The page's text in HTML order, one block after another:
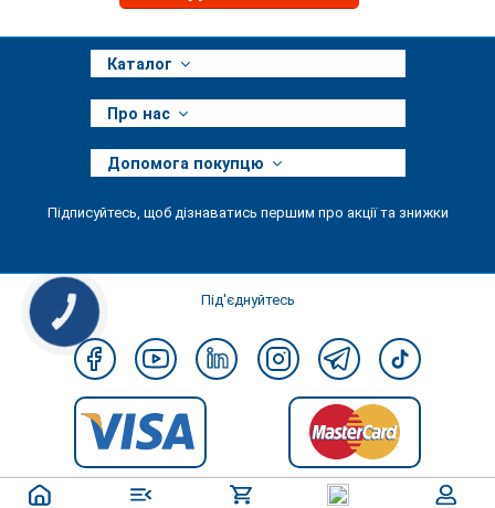
Каталог
Про нас
Допомога покупцю
Підписуйтесь, щоб дізнаватись першим про акції та знижки
Під'єднуйтесь
КНОПКА
ЗВ'ЯЗКУ